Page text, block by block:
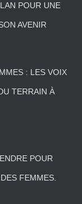
POUR UNE
AVENIR
: LES VOIX
TERRAIN À
POUR
FEMMES.